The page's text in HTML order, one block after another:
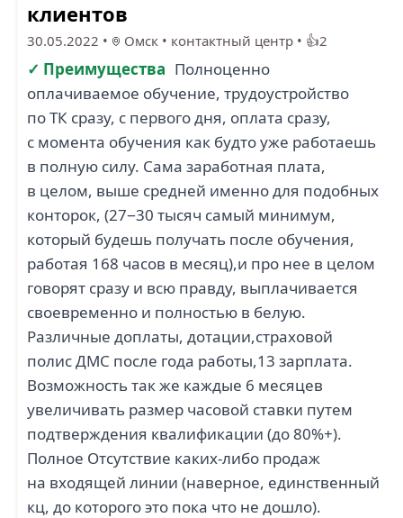
клиентов
30.05.2022 • Омск • контактный центр • 👍2
✓ Преимущества Полноценно
оплачиваемое обучение, трудоустройство
по ТК сразу, с первого дня, оплата сразу,
с момента обучения как будто уже работаешь
в полную силу. Сама заработная плата,
в целом, выше средней именно для подобных
конторок, (27−30 тысяч самый минимум,
который будешь получать после обучения,
работая 168 часов в месяц),и про нее в целом
говорят сразу и всю правду, выплачивается
своевременно и полностью в белую.
Различные доплаты, дотации,страховой
полис ДМС после года работы,13 зарплата.
Возможность так же каждые 6 месяцев
увеличивать размер часовой ставки путем
подтверждения квалификации (до 80%+).
Полное Отсутствие каких-либо продаж
на входящей линии (наверное, единственный
кц, до которого это пока что не дошло).